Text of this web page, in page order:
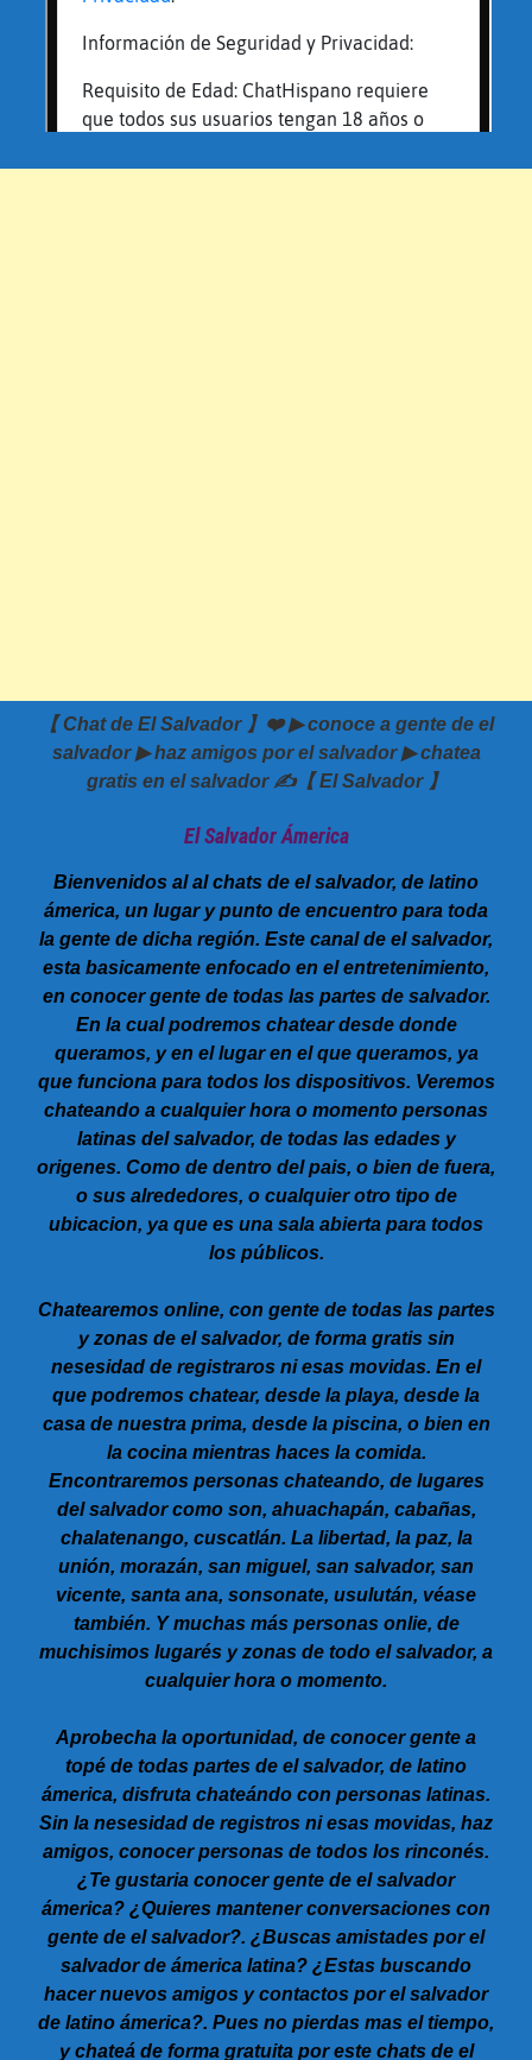
【 Chat de El Salvador 】❤️ ▶ conoce a gente de el
salvador ▶ haz amigos por el salvador ▶ chatea
gratis en el salvador ✍️【 El Salvador 】
El Salvador Ámerica
Bienvenidos al al chats de el salvador, de latino
ámerica, un lugar y punto de encuentro para toda
la gente de dicha región. Este canal de el salvador,
esta basicamente enfocado en el entretenimiento,
en conocer gente de todas las partes de salvador.
En la cual podremos chatear desde donde
queramos, y en el lugar en el que queramos, ya
que funciona para todos los dispositivos. Veremos
chateando a cualquier hora o momento personas
latinas del salvador, de todas las edades y
origenes. Como de dentro del pais, o bien de fuera,
o sus alrededores, o cualquier otro tipo de
ubicacion, ya que es una sala abierta para todos
los públicos.
Chatearemos online, con gente de todas las partes
y zonas de el salvador, de forma gratis sin
nesesidad de registraros ni esas movidas. En el
que podremos chatear, desde la playa, desde la
casa de nuestra prima, desde la piscina, o bien en
la cocina mientras haces la comida.
Encontraremos personas chateando, de lugares
del salvador como son, ahuachapán, cabañas,
chalatenango, cuscatlán. La libertad, la paz, la
unión, morazán, san miguel, san salvador, san
vicente, santa ana, sonsonate, usulután, véase
también. Y muchas más personas onlie, de
muchisimos lugarés y zonas de todo el salvador, a
cualquier hora o momento.
Aprobecha la oportunidad, de conocer gente a
topé de todas partes de el salvador, de latino
ámerica, disfruta chateándo con personas latinas.
Sin la nesesidad de registros ni esas movidas, haz
amigos, conocer personas de todos los rinconés.
¿Te gustaria conocer gente de el salvador
ámerica? ¿Quieres mantener conversaciones con
gente de el salvador?. ¿Buscas amistades por el
salvador de ámerica latina? ¿Estas buscando
hacer nuevos amigos y contactos por el salvador
de latino ámerica?. Pues no pierdas mas el tiempo,
y chateá de forma gratuita por este chats de el